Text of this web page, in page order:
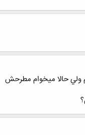
ولي حالا ميخوام مطرحش